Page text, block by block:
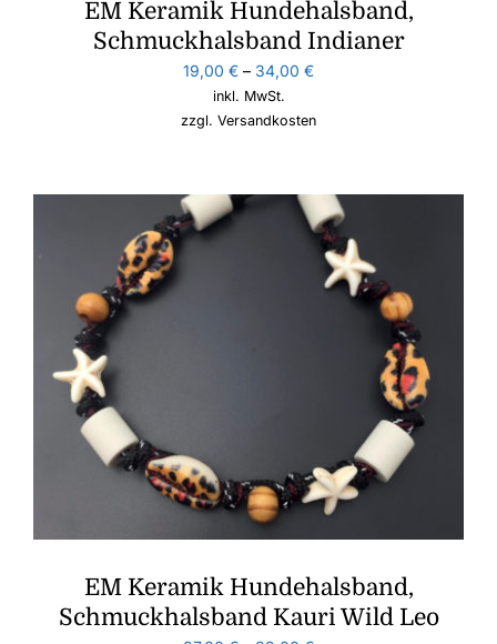
EM Keramik Hundehalsband,
Schmuckhalsband Indianer
19,00 € – 34,00 €
inkl. MwSt.
zzgl. Versandkosten
EM Keramik Hundehalsband,
Schmuckhalsband Kauri Wild Leo